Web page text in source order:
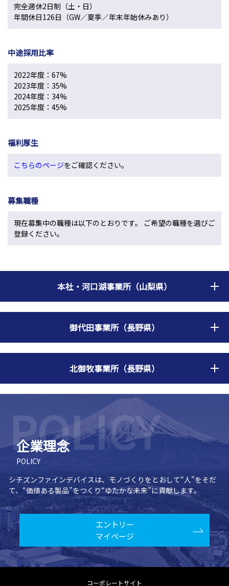
完全週休2日制（土・日）
年間休日126日（GW／夏季／年末年始休みあり）
中途採用比率
2022年度：67%
2023年度：35%
2024年度：34%
2025年度：45%
福利厚生
こちらのページをご確認ください。
募集職種
現在募集中の職種は以下のとおりです。 ご希望の職種を選びご
登録ください。
本社・河口湖事業所（山梨県）
御代田事業所（長野県）
北御牧事業所（長野県）
企業理念
POLICY
シチズンファインデバイスは、モノづくりをとおして“人”をそだ
て、 “価値ある製品”をつくり“ゆたかな未来”に貢献します。
エントリー
マイページ
コーポレートサイト